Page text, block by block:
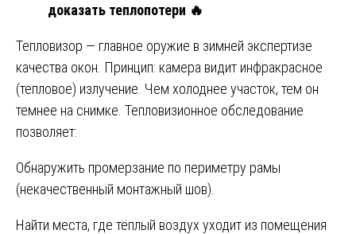
доказать теплопотери 🔥
Тепловизор — главное оружие в зимней экспертизе
качества окон. Принцип: камера видит инфракрасное
(тепловое) излучение. Чем холоднее участок, тем он
темнее на снимке. Тепловизионное обследование
позволяет:
Обнаружить промерзание по периметру рамы
(некачественный монтажный шов).
Найти места, где тёплый воздух уходит из помещения